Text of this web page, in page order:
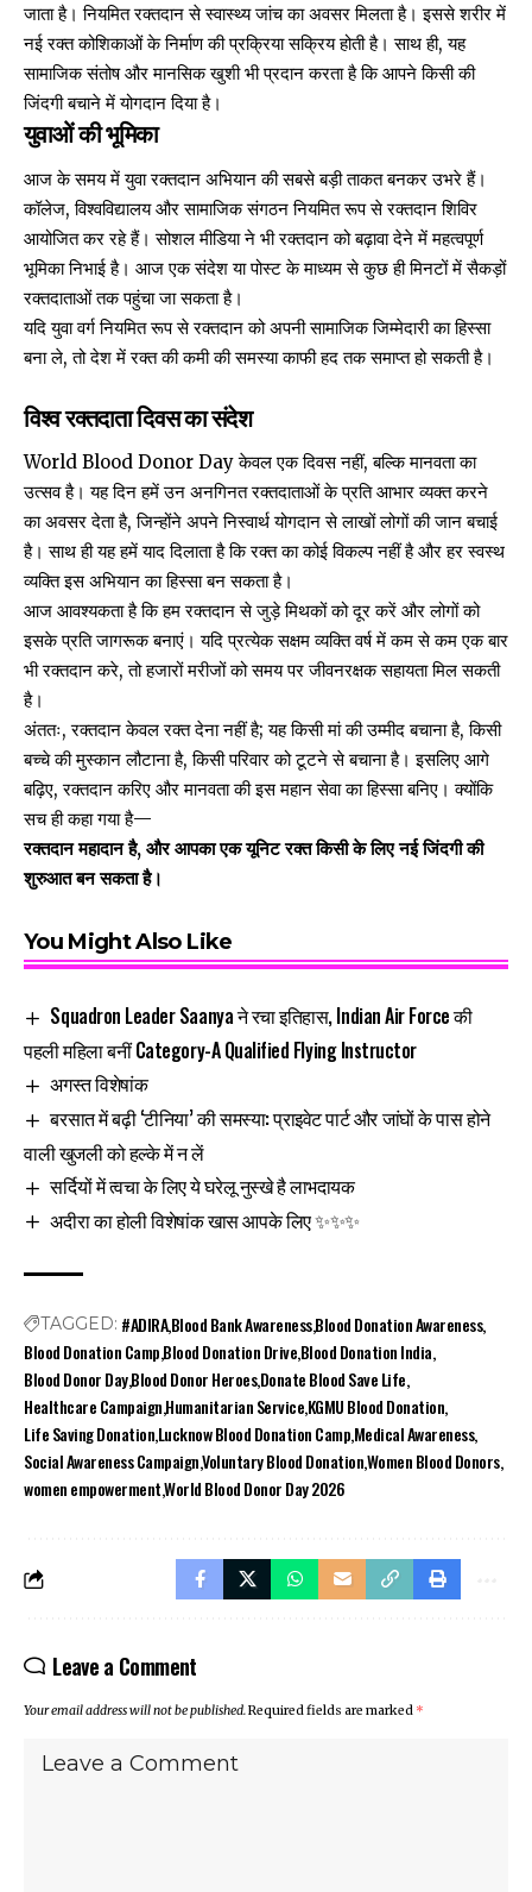
जाता है। नियमित रक्तदान से स्वास्थ्य जांच का अवसर मिलता है। इससे शरीर में
नई रक्त कोशिकाओं के निर्माण की प्रक्रिया सक्रिय होती है। साथ ही, यह
सामाजिक संतोष और मानसिक खुशी भी प्रदान करता है कि आपने किसी की
जिंदगी बचाने में योगदान दिया है।
युवाओं की भूमिका
आज के समय में युवा रक्तदान अभियान की सबसे बड़ी ताकत बनकर उभरे हैं।
कॉलेज, विश्वविद्यालय और सामाजिक संगठन नियमित रूप से रक्तदान शिविर
आयोजित कर रहे हैं। सोशल मीडिया ने भी रक्तदान को बढ़ावा देने में महत्वपूर्ण
भूमिका निभाई है। आज एक संदेश या पोस्ट के माध्यम से कुछ ही मिनटों में सैकड़ों
रक्तदाताओं तक पहुंचा जा सकता है।
यदि युवा वर्ग नियमित रूप से रक्तदान को अपनी सामाजिक जिम्मेदारी का हिस्सा
बना ले, तो देश में रक्त की कमी की समस्या काफी हद तक समाप्त हो सकती है।
विश्व रक्तदाता दिवस का संदेश
World Blood Donor Day केवल एक दिवस नहीं, बल्कि मानवता का
उत्सव है। यह दिन हमें उन अनगिनत रक्तदाताओं के प्रति आभार व्यक्त करने
का अवसर देता है, जिन्होंने अपने निस्वार्थ योगदान से लाखों लोगों की जान बचाई
है। साथ ही यह हमें याद दिलाता है कि रक्त का कोई विकल्प नहीं है और हर स्वस्थ
व्यक्ति इस अभियान का हिस्सा बन सकता है।
आज आवश्यकता है कि हम रक्तदान से जुड़े मिथकों को दूर करें और लोगों को
इसके प्रति जागरूक बनाएं। यदि प्रत्येक सक्षम व्यक्ति वर्ष में कम से कम एक बार
भी रक्तदान करे, तो हजारों मरीजों को समय पर जीवनरक्षक सहायता मिल सकती
है।
अंततः, रक्तदान केवल रक्त देना नहीं है; यह किसी मां की उम्मीद बचाना है, किसी
बच्चे की मुस्कान लौटाना है, किसी परिवार को टूटने से बचाना है। इसलिए आगे
बढ़िए, रक्तदान करिए और मानवता की इस महान सेवा का हिस्सा बनिए। क्योंकि
सच ही कहा गया है—
रक्तदान महादान है, और आपका एक यूनिट रक्त किसी के लिए नई जिंदगी की
शुरुआत बन सकता है।
You Might Also Like
Squadron Leader Saanya ने रचा इतिहास, Indian Air Force की
पहली महिला बनीं Category-A Qualified Flying Instructor
अगस्त विशेषांक
बरसात में बढ़ी ‘टीनिया’ की समस्या: प्राइवेट पार्ट और जांघों के पास होने
वाली खुजली को हल्के में न लें
सर्दियों में त्वचा के लिए ये घरेलू नुस्खे है लाभदायक
अदीरा का होली विशेषांक खास आपके लिए ✨✨✨
TAGGED: #ADIRABlood Bank AwarenessBlood Donation Awareness
Blood Donation CampBlood Donation DriveBlood Donation India
Blood Donor DayBlood Donor HeroesDonate Blood Save Life
Healthcare CampaignHumanitarian ServiceKGMU Blood Donation
Life Saving DonationLucknow Blood Donation CampMedical Awareness
Social Awareness CampaignVoluntary Blood DonationWomen Blood Donors
women empowermentWorld Blood Donor Day 2026
Leave a Comment
Your email address will not be published.Required fields are marked *